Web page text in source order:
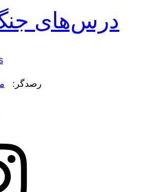
درس‌های جنگ
رصدگر: